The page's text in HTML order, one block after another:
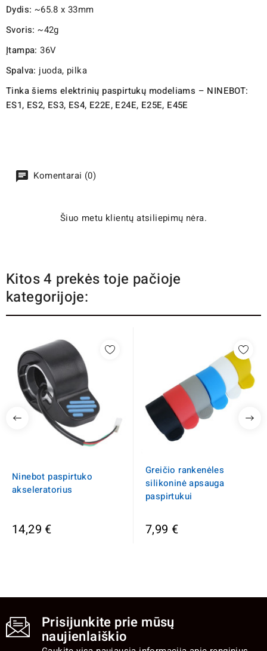
Dydis: ~65.8 x 33mm
Svoris: ~42g
Įtampa: 36V
Spalva: juoda, pilka
Tinka šiems elektrinių paspirtukų modeliams – NINEBOT:
ES1, ES2, ES3, ES4, E22E, E24E, E25E, E45E
Komentarai (0)
Šiuo metu klientų atsiliepimų nėra.
Kitos 4 prekės toje pačioje
kategorijoje:
Ninebot paspirtuko
akseleratorius
14,29 €
Greičio rankenėles
silikoninė apsauga
paspirtukui
7,99 €
Prisijunkite prie mūsų
naujienlaiškio